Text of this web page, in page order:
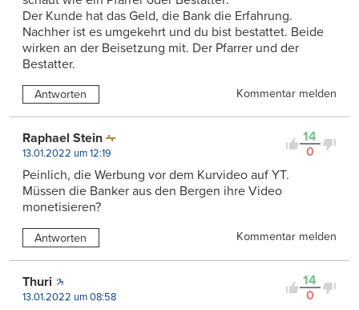
Der Kunde hat das Geld, die Bank die Erfahrung.
Nachher ist es umgekehrt und du bist bestattet. Beide
wirken an der Beisetzung mit. Der Pfarrer und der
Bestatter.
Antworten Kommentar melden
14
0
Raphael Stein
13.01.2022 um 12:19
Peinlich, die Werbung vor dem Kurvideo auf YT.
Müssen die Banker aus den Bergen ihre Video
monetisieren?
Antworten Kommentar melden
14
0
Thuri
13.01.2022 um 08:58